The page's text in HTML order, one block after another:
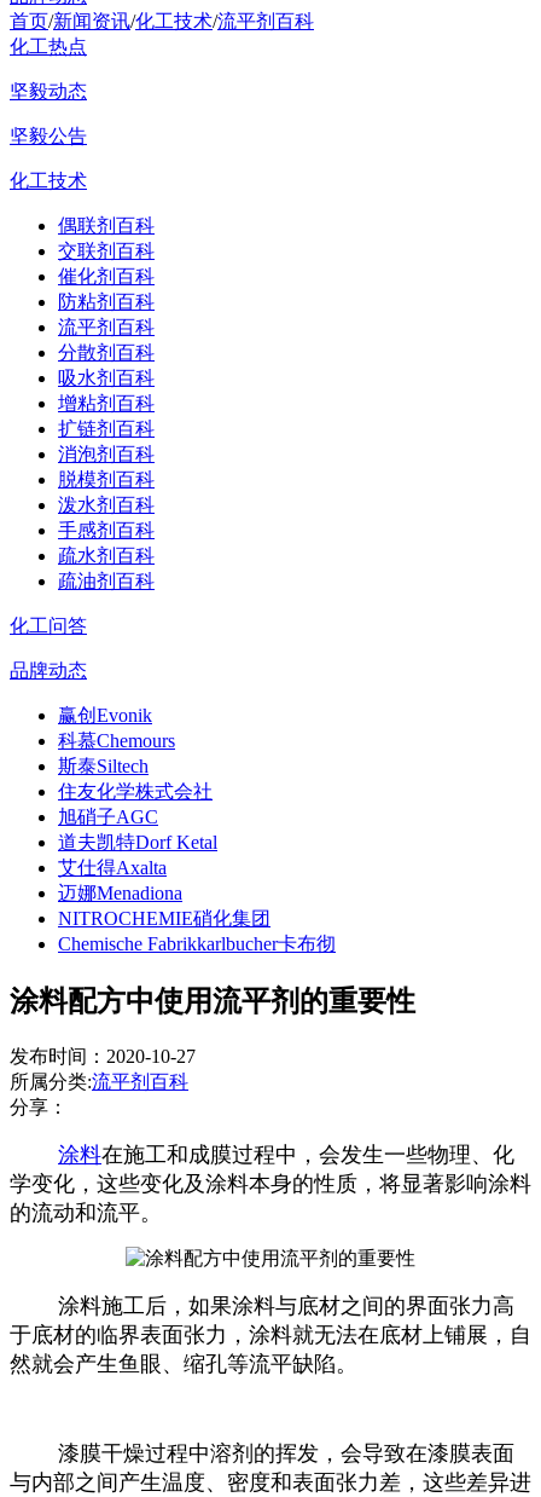
首页/新闻资讯/化工技术/流平剂百科
化工热点
坚毅动态
坚毅公告
化工技术
偶联剂百科
交联剂百科
催化剂百科
防粘剂百科
流平剂百科
分散剂百科
吸水剂百科
增粘剂百科
扩链剂百科
消泡剂百科
脱模剂百科
泼水剂百科
手感剂百科
疏水剂百科
疏油剂百科
化工问答
品牌动态
赢创Evonik
科慕Chemours
斯泰Siltech
住友化学株式会社
旭硝子AGC
道夫凯特Dorf Ketal
艾仕得Axalta
迈娜Menadiona
NITROCHEMIE硝化集团
Chemische Fabrikkarlbucher卡布彻
涂料配方中使用流平剂的重要性
发布时间：2020-10-27
所属分类:流平剂百科
分享：
涂料在施工和成膜过程中，会发生一些物理、化
学变化，这些变化及涂料本身的性质，将显著影响涂料
的流动和流平。
涂料施工后，如果涂料与底材之间的界面张力高
于底材的临界表面张力，涂料就无法在底材上铺展，自
然就会产生鱼眼、缩孔等流平缺陷。
漆膜干燥过程中溶剂的挥发，会导致在漆膜表面
与内部之间产生温度、密度和表面张力差，这些差异进